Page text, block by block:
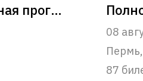
Премьера! Полнокупольная программа "Звёздный путь человечества"
08
87